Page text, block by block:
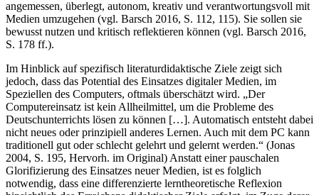
←23 |24→in der Schule – bereits in der Grundschule – lernen,
angemessen, überlegt, autonom, kreativ und verantwortungsvoll mit
Medien umzugehen (vgl. Barsch2016, S. 112, 115). Sie sollen sie
bewusst nutzen und kritisch reflektieren können (vgl. Barsch
Im Hinblick auf spezifisch literaturdidaktische Ziele zeigt sich
jedoch, dass das Potential des Einsatzes digitaler Medien, im
Speziellen des Computers, oftmals überschätzt wird. „Der
Computereinsatz ist kein Allheilmittel, um die Probleme des
Deutschunterrichts lösen zu können […].Automatischentsteht dabei
nicht neues oder prinzipiell anderes Lernen. Auch mit dem PC kann
traditionell gut oder schlecht gelehrt und gelernt werden.“ (Jonas
2004, S. 195, Hervorh. im Original) Anstatt einer pauschalen
Glorifizierung des Einsatzes neuer Medien, ist es folglich